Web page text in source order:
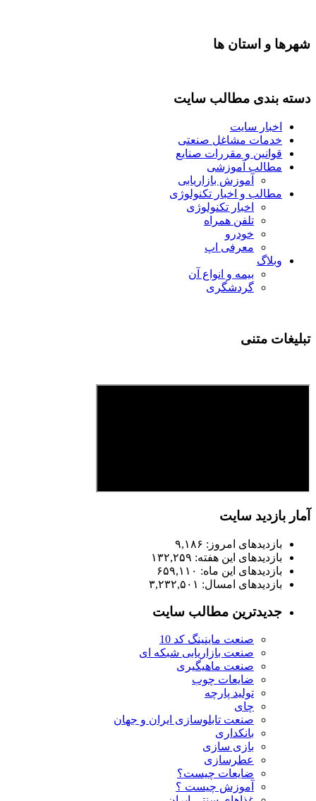
شهرها و استان ها
دسته بندی مطالب سایت
اخبار سایت
خدمات مشاغل صنعتی
قوانین و مقررات صنایع
مطالب آموزشی
آموزش بازاریابی
مطالب و اخبار تکنولوژی
اخبار تکنولوژی
تلفن همراه
خودرو
معرفی اپ
وبلاگ
بیمه و انواع آن
گردشگری
تبلیغات متنی
آمار بازدید سایت
بازدیدهای امروز: ۹,۱۸۶
بازدیدهای این هفته: ۱۳۲,۲۵۹
بازدیدهای این ماه: ۶۵۹,۱۱۰
بازدیدهای امسال: ۳,۲۳۲,۵۰۱
جدیدترین مطالب سایت
صنعت ماینینگ کد 10
صنعت بازاریابی شبکه ای
صنعت ماهیگیری
ضایعات چوب
تولید پارچه
چای
صنعت تابلوسازی ایران و جهان
بانکداری
بازی سازی
عطرسازی
ضایعات چیست؟
آموزش چیست ؟